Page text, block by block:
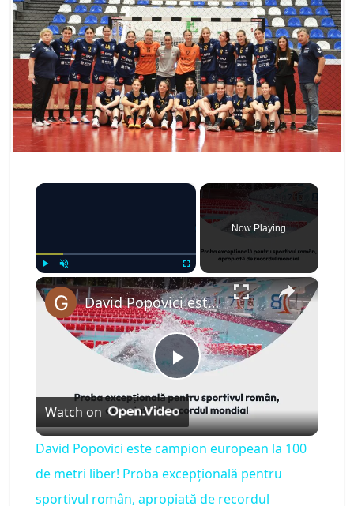
×
Play Unmute Fullscreen
Now Playing
×
P
l
a
David Popovici este campion european la 100 de metri liber! Proba excepțională pentru sportivul român, apropiată de recordul mondial
Watch on
David Popovici este campion european la 100
de metri liber! Proba excepțională pentru
sportivul român, apropiată de recordul